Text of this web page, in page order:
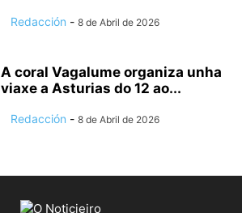
Redacción - 8 de Abril de 2026
A coral Vagalume organiza unha
viaxe a Asturias do 12 ao...
Redacción - 8 de Abril de 2026